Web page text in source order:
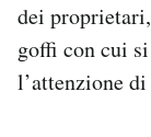
dei
goffi con cui
l’attenzione